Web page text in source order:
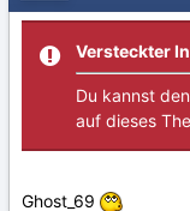
Versteckter
Du kannst
auf dieses
Ghost_69